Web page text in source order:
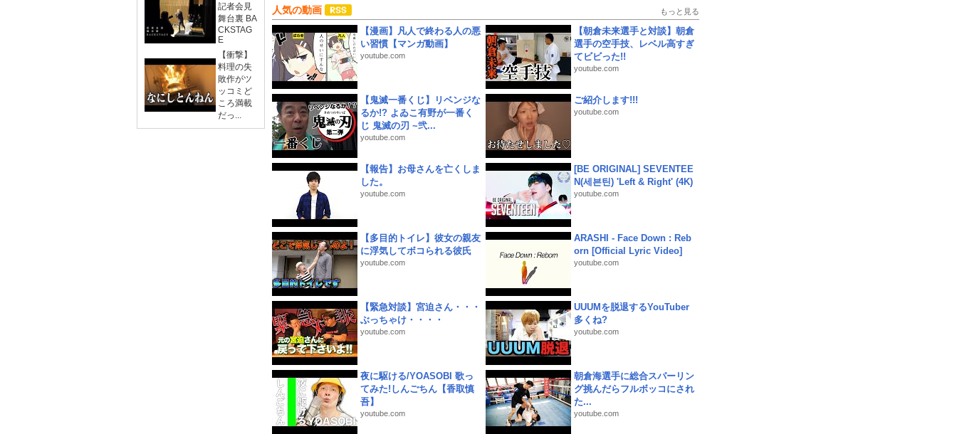
記者会見
舞台裏 BA
CKSTAG
E
【衝撃】
料理の失
敗作がツ
ッコミど
ころ満載
だっ...
人気の動画 もっと見る
【漫画】凡人で終わる人の悪
い習慣【マンガ動画】
youtube.com
【朝倉未来選手と対談】朝倉
選手の空手技、レベル高すぎ
てビビった!!
youtube.com
【鬼滅一番くじ】リベンジな
るか!? よゐこ有野が一番く
じ 鬼滅の刃 ~弐...
youtube.com
ご紹介します!!!
youtube.com
【報告】お母さんを亡くしま
した。
youtube.com
[BE ORIGINAL] SEVENTEE
N(세븐틴) 'Left & Right' (4K)
youtube.com
【多目的トイレ】彼女の親友
に浮気してボコられる彼氏
youtube.com
ARASHI - Face Down : Reb
orn [Official Lyric Video]
youtube.com
【緊急対談】宮迫さん・・・
ぶっちゃけ・・・・
youtube.com
UUUMを脱退するYouTuber
多くね?
youtube.com
夜に駆ける/YOASOBI 歌っ
てみた!しんごちん【香取慎
吾】
youtube.com
朝倉海選手に総合スパーリン
グ挑んだらフルボッコにされ
た...
youtube.com